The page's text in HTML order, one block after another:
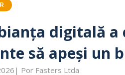
digitală a
să apeși un
Por Fasters Ltda